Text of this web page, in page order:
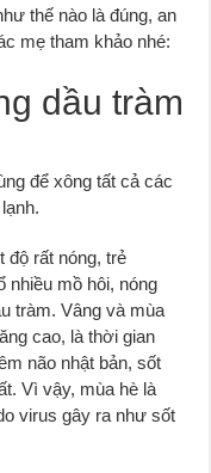
thế nào là đúng, an
mẹ tham khảo nhé:
dầu tràm
để xông tất cả các
độ rất nóng, trẻ
nhiều mồ hôi, nóng
tràm. Vâng và mùa
cao, là thời gian
não nhật bản, sốt
Vì vậy, mùa hè là
virus gây ra như sốt